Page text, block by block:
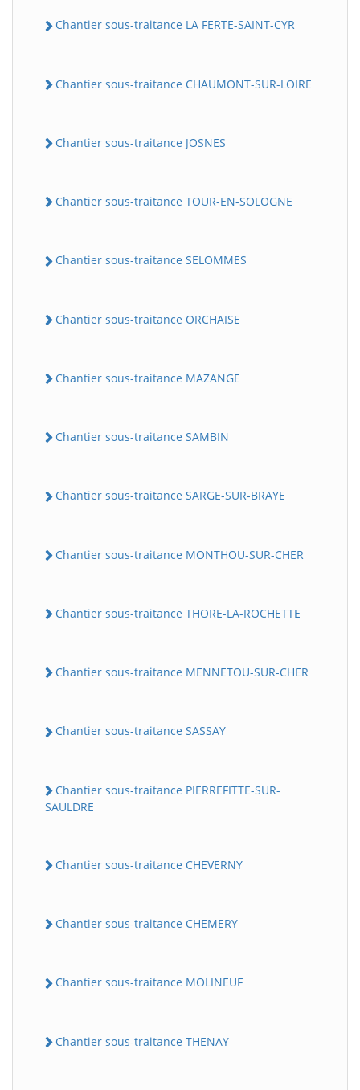
Chantier sous-traitance LA FERTE-SAINT-CYR
Chantier sous-traitance CHAUMONT-SUR-LOIRE
Chantier sous-traitance JOSNES
Chantier sous-traitance TOUR-EN-SOLOGNE
Chantier sous-traitance SELOMMES
Chantier sous-traitance ORCHAISE
Chantier sous-traitance MAZANGE
Chantier sous-traitance SAMBIN
Chantier sous-traitance SARGE-SUR-BRAYE
Chantier sous-traitance MONTHOU-SUR-CHER
Chantier sous-traitance THORE-LA-ROCHETTE
Chantier sous-traitance MENNETOU-SUR-CHER
Chantier sous-traitance SASSAY
Chantier sous-traitance PIERREFITTE-SUR-
SAULDRE
Chantier sous-traitance CHEVERNY
Chantier sous-traitance CHEMERY
Chantier sous-traitance MOLINEUF
Chantier sous-traitance THENAY
B BatiWebPro